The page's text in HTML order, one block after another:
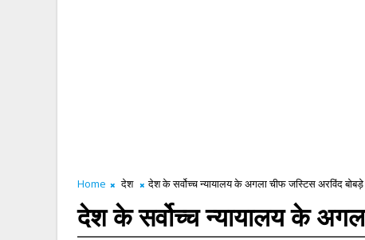
Home देश देश के सर्वोच्च न्यायालय के अगला चीफ जस्टिस अरविंद बोबड़े
देश के सर्वोच्च न्यायालय के